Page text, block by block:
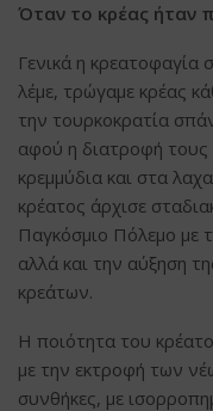
Όταν το κρέας ήταν
Γενικά η κρεατοφαγία
λέμε, τρώγαμε κρέας
την τουρκοκρατία
αφού η διατροφή τους
κρεμμύδια και στα
κρέατος άρχισε
Παγκόσμιο Πόλεμο με
αλλά και την αύξηση
κρεάτων.
Η ποιότητα του
με την εκτροφή των
συνθήκες, με